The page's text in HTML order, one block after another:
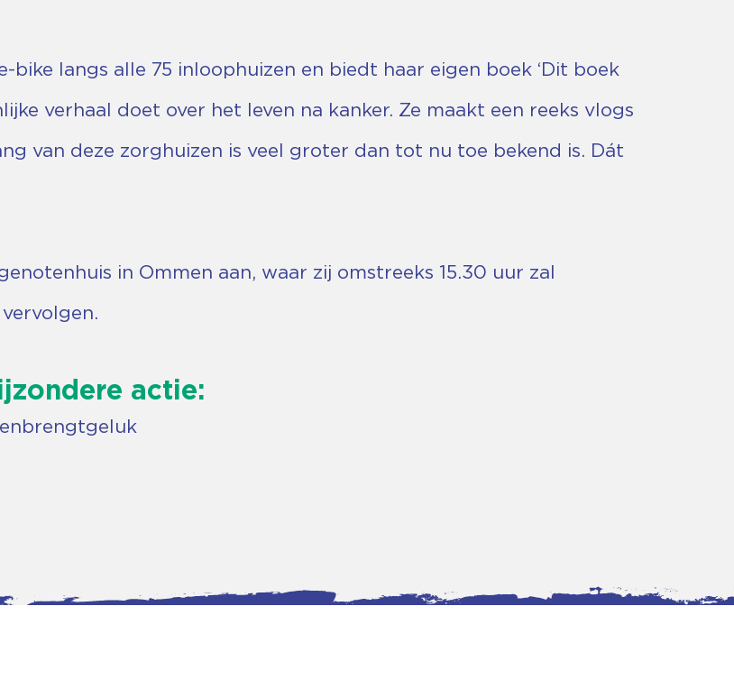
bike langs alle 75 inloophuizen en biedt haar eigen boek ‘Dit boek
verhaal doet over het leven na kanker. Ze maakt een reeks vlogs
van deze zorghuizen is veel groter dan tot nu toe bekend is. Dát
in Ommen aan, waar zij omstreeks 15.30 uur zal
actie: